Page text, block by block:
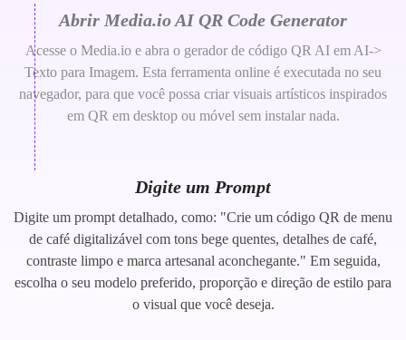
Abrir Media.io AI QR Code Generator
Acesse o Media.io e abra o gerador de código QR AI em AI->
Texto para Imagem. Esta ferramenta online é executada no seu
navegador, para que você possa criar visuais artísticos inspirados
em QR em desktop ou móvel sem instalar nada.
Digite um Prompt
Digite um prompt detalhado, como: "Crie um código QR de menu
de café digitalizável com tons bege quentes, detalhes de café,
contraste limpo e marca artesanal aconchegante." Em seguida,
escolha o seu modelo preferido, proporção e direção de estilo para
o visual que você deseja.